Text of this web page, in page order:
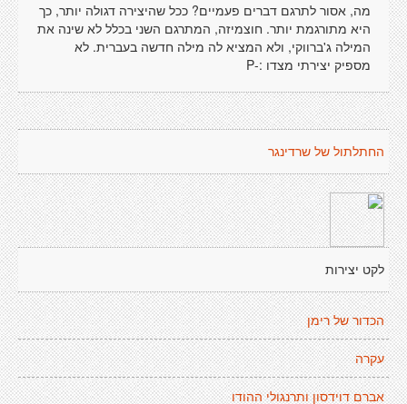
מה, אסור לתרגם דברים פעמיים? ככל שהיצירה דגולה יותר, כך
היא מתורגמת יותר. חוצמיזה, המתרגם השני בכלל לא שינה את
המילה ג'ברווקי, ולא המציא לה מילה חדשה בעברית. לא
מספיק יצירתי מצדו :-P
החתלתול של שרדינגר
לקט יצירות
הכדור של רימן
עקרה
אברם דוידסון ותרנגולי ההודו